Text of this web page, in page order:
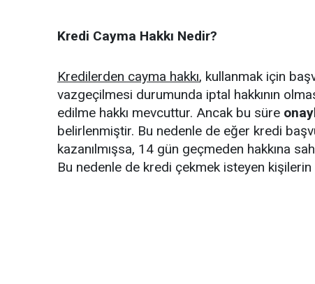
Kredi Cayma Hakkı Nedir?
Kredilerden cayma hakkı, kullanmak için
vazgeçilmesi durumunda iptal hakkının
edilme hakkı mevcuttur. Ancak bu süre
belirlenmiştir. Bu nedenle de eğer kredi
kazanılmışsa, 14 gün geçmeden hakkına
Bu nedenle de kredi çekmek isteyen kişilerin